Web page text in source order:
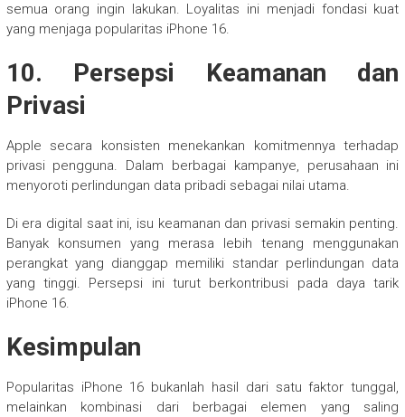
semua orang ingin lakukan. Loyalitas ini menjadi fondasi kuat
yang menjaga popularitas iPhone 16.
10. Persepsi Keamanan dan
Privasi
Apple secara konsisten menekankan komitmennya terhadap
privasi pengguna. Dalam berbagai kampanye, perusahaan ini
menyoroti perlindungan data pribadi sebagai nilai utama.
Di era digital saat ini, isu keamanan dan privasi semakin penting.
Banyak konsumen yang merasa lebih tenang menggunakan
perangkat yang dianggap memiliki standar perlindungan data
yang tinggi. Persepsi ini turut berkontribusi pada daya tarik
iPhone 16.
Kesimpulan
Popularitas iPhone 16 bukanlah hasil dari satu faktor tunggal,
melainkan kombinasi dari berbagai elemen yang saling